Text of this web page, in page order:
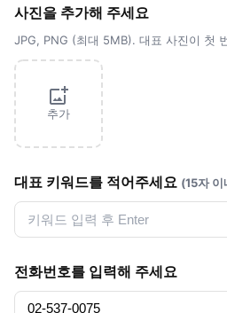
사진을 추가해 주세요
JPG, PNG (최대 5MB). 대표 사진이 첫
추가
대표 키워드를 적어주세요 (15자
전화번호를 입력해 주세요